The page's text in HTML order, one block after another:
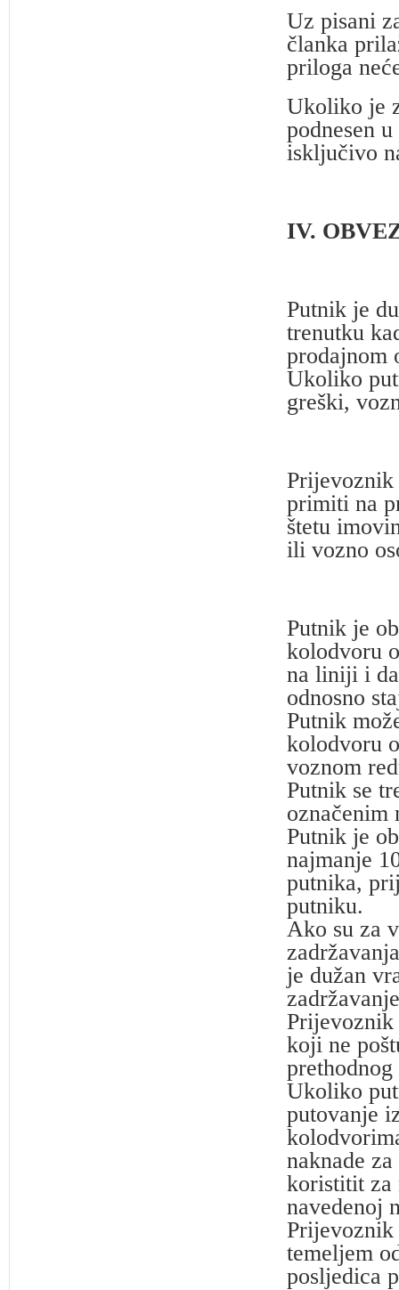
Uz pisani
članka
priloga
Ukoliko je
podnesen
isključivo
IV.
Putnik je
trenutku
prodajnom
Ukoliko
greški,
Prijevoznik
primiti na
štetu
ili vozno
Putnik je
kolodvoru
na liniji i
odnosno
Putnik
kolodvoru
voznom
Putnik se
označenim
Putnik je
najmanje
putnika,
putniku.
Ako su za
je dužan
koji ne
Ukoliko
putovanje
naknade
koristitit za
navedenoj
Prijevoznik
temeljem
posljedica